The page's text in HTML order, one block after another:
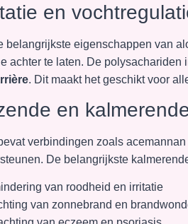
en
belangrijkste eigenschappen van
achter te laten. De
. Dit maakt het geschikt voor
en
verbindingen zoals
De belangrijkste
van roodheid en irritatie
van zonnebrand en